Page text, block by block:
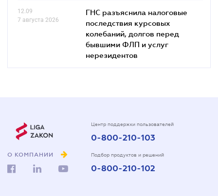
12.09
7 августа 2026
ГНС разъяснила налоговые
последствия курсовых
колебаний, долгов перед
бывшими ФЛП и услуг
нерезидентов
О КОМПАНИИ
Центр поддержки пользователей
0-800-210-103
Подбор продуктов и решений
0-800-210-102